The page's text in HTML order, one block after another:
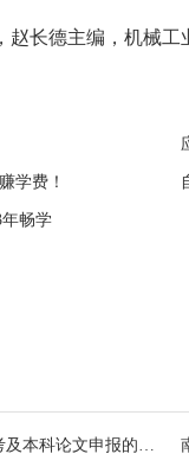
长德主编，机械工
学费！
畅学
2024年下半年江西师范大学自考实践报考及本科论文申报的通知